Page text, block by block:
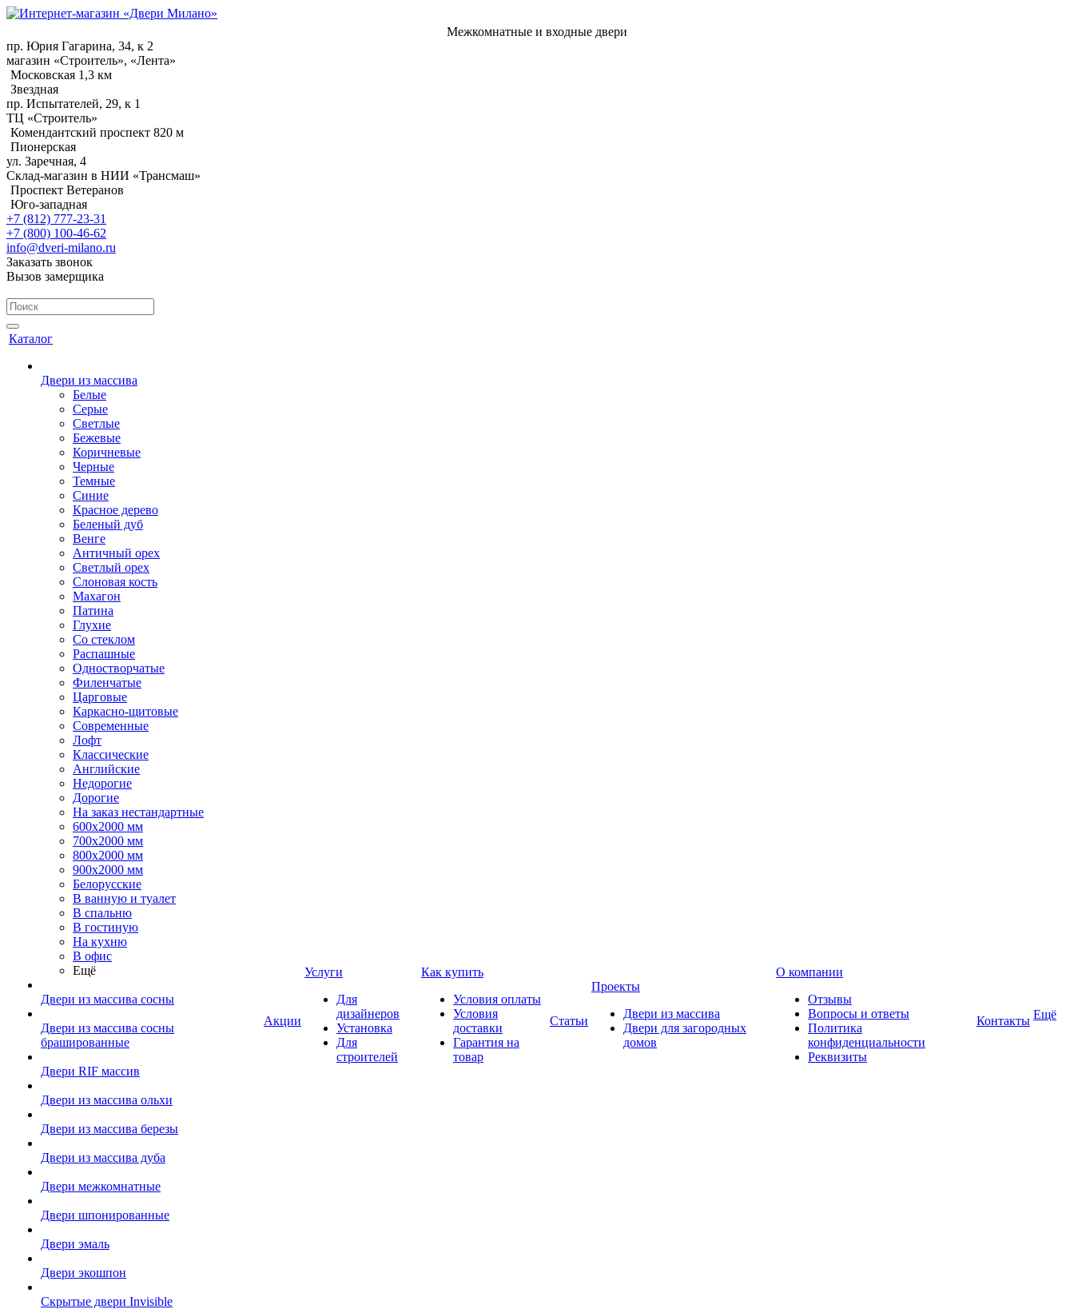
Межкомнатные и входные двери
пр. Юрия Гагарина, 34, к 2
магазин «Строитель», «Лента»
Московская 1,3 км
Звездная
пр. Испытателей, 29, к 1
ТЦ «Строитель»
Комендантский проспект 820 м
Пионерская
ул. Заречная, 4
Склад-магазин в НИИ «Трансмаш»
Проспект Ветеранов
Юго-западная
+7 (812) 777-23-31
+7 (800) 100-46-62
info@dveri-milano.ru
Заказать звонок
Вызов замерщика
Каталог
Двери из массива
Белые
Серые
Светлые
Бежевые
Коричневые
Черные
Темные
Синие
Красное дерево
Беленый дуб
Венге
Античный орех
Светлый орех
Слоновая кость
Махагон
Патина
Глухие
Со стеклом
Распашные
Одностворчатые
Филенчатые
Царговые
Каркасно-щитовые
Современные
Лофт
Классические
Английские
Недорогие
Дорогие
На заказ нестандартные
600х2000 мм
700х2000 мм
800х2000 мм
900х2000 мм
Белорусские
В ванную и туалет
В спальню
В гостиную
На кухню
В офис
Ещё
Двери из массива сосны
Двери из массива сосны
брашированные
Двери RIF массив
Двери из массива ольхи
Двери из массива березы
Двери из массива дуба
Двери межкомнатные
Двери шпонированные
Двери эмаль
Двери экошпон
Скрытые двери Invisible
Акции
Услуги
Для
дизайнеров
Установка
Для
строителей
Как купить
Условия оплаты
Условия
доставки
Гарантия на
товар
Статьи
Проекты
Двери из массива
Двери для загородных
домов
О компании
Отзывы
Вопросы и ответы
Политика
конфиденциальности
Реквизиты
Контакты Ещё